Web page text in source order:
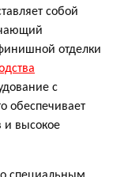
собой
отделки
с
обеспечивает
и высокое